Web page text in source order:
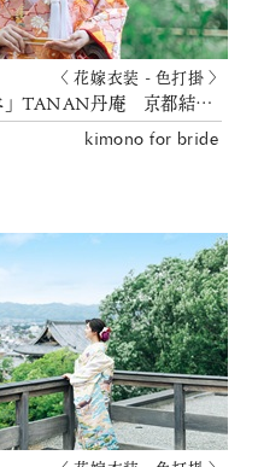
〈 花嫁衣装 - 色打掛 〉
色打掛「桃山花比べ」TANAN丹庵 京都結婚式
kimono for bride